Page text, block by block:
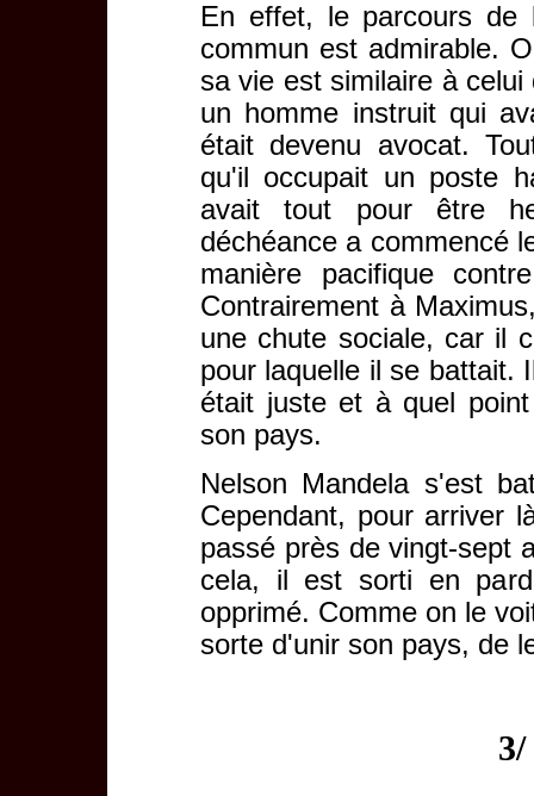
En effet, le parcours
commun est admirable.
sa vie est similaire à
un homme instruit qui
était devenu avocat.
qu'il occupait un poste
avait tout pour être
déchéance a commencé
manière pacifique
Contrairement à
une chute sociale, car il
pour laquelle il se battait.
était juste et à quel
son pays.
Nelson Mandela s'est
Cependant, pour arriver
passé près de vingt-sept
cela, il est sorti en
opprimé. Comme on le
sorte d'unir son pays, de
3/